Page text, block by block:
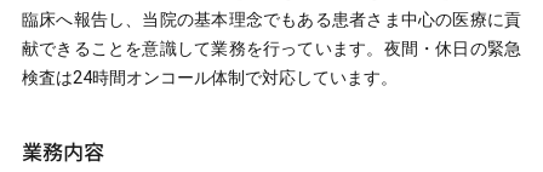
[受付 午前8:00〜11:30／午後12:30〜16:30]
臨床へ報告し、当院の基本理念でもある患者さま中心の医療に貢
献できることを意識して業務を行っています。夜間・休日の緊急
検査は24時間オンコール体制で対応しています。
業務内容